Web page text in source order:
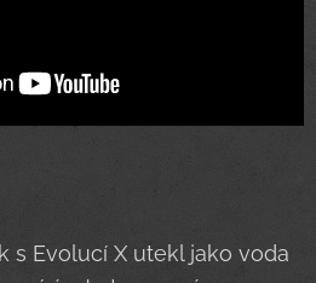
s Evolucí X utekl jako voda